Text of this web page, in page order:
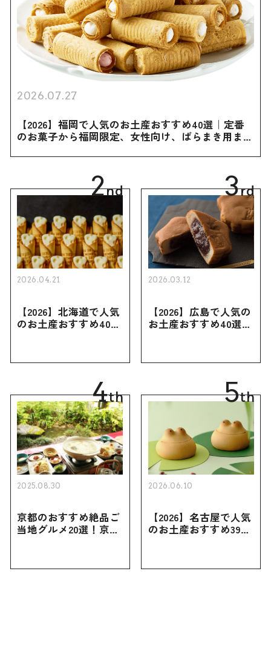
2026.07.27
【2026】福岡で人気のお土産おすすめ40選｜定番
のお菓子から福岡限定、女性向け、ばらまき用まで
2nd
2026.04.21
【2026】北海道で人気
のお土産おすすめ40選
買えない限定品、女性
3rd
2026.03.12
【2026】広島で人気の
お土産おすすめ40選｜
き用、女性向けまで幅
4th
2025.08.30
京都のおすすめ絶品ご
当地グルメ20選！京都
5th
2026.06.10
【2026】名古屋で人気
のお土産おすすめ39選
お土産・ばらまき用ま